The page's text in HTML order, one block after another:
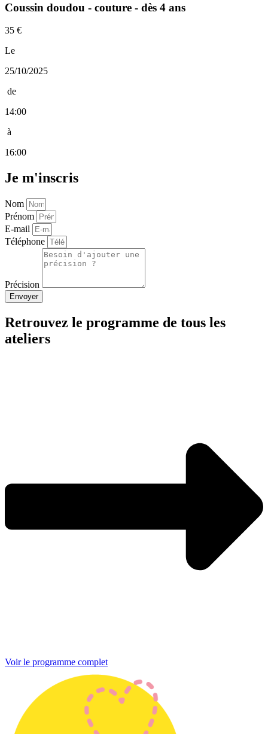
Coussin doudou - couture - dès 4 ans
35 €
Le
25/10/2025
de
14:00
à
16:00
Je m'inscris
Nom
Prénom
E-mail
Téléphone
Précision
Envoyer
Retrouvez le programme de tous les
ateliers
Voir le programme complet